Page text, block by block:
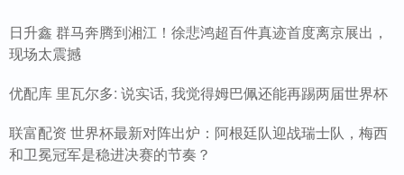
日升鑫 群马奔腾到湘江！徐悲鸿超百件真迹首度离京展出，
现场太震撼
优配库 里瓦尔多: 说实话, 我觉得姆巴佩还能再踢两届世界杯
联富配资 世界杯最新对阵出炉：阿根廷队迎战瑞士队，梅西
和卫冕冠军是稳进决赛的节奏？